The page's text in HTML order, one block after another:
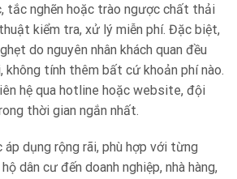
tắc nghẽn hoặc trào ngược chất thải
kiểm tra, xử lý miễn phí. Đặc biệt,
do nguyên nhân khách quan đều
tính thêm bất cứ khoản phí nào.
hệ qua hotline hoặc website, đội
thời gian ngắn nhất.
áp dụng rộng rãi, phù hợp với từng
dân cư đến doanh nghiệp, nhà hàng,